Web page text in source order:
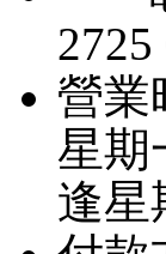
2725
營業
星期
逢星